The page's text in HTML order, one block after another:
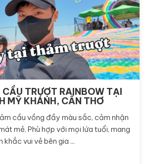
CẦU TRƯỢT RAINBOW TẠI
MỸ KHÁNH, CẦN THƠ
cầu vồng đầy màu sắc, cảm nhận
mẻ. Phù hợp với mọi lứa tuổi, mang
khắc vui vẻ bên gia ...